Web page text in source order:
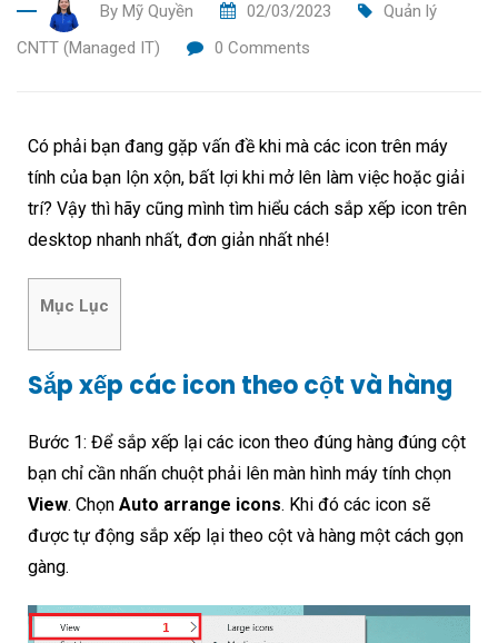
By Mỹ Quyền 02/03/2023
Quản lý
CNTT (Managed IT)
0 Comments
Có phải bạn đang gặp vấn đề khi mà các icon trên máy
tính của bạn lộn xộn, bất lợi khi mở lên làm việc hoặc giải
trí? Vậy thì hãy cũng mình tìm hiểu cách sắp xếp icon trên
desktop nhanh nhất, đơn giản nhất nhé!
Mục Lục
Sắp xếp các icon theo cột và hàng
Bước 1: Để sắp xếp lại các icon theo đúng hàng đúng cột
bạn chỉ cần nhấn chuột phải lên màn hình máy tính chọn
View. Chọn Auto arrange icons. Khi đó các icon sẽ
được tự động sắp xếp lại theo cột và hàng một cách gọn
gàng.